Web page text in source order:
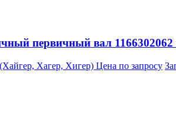
первичный вал
Хагер, Хигер) Цена по запросу